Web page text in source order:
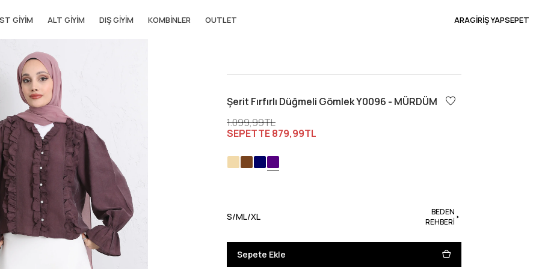
GIYIM ALT GIYIM DIŞ GIYIM KOMBINLER OUTLET ARAGİRİŞ YAPSEPET
Şerit Fırfırlı Düğmeli Gömlek Y0096 - MÜRDÜM
1.099,99TL
SEPETTE879,99TL
S/ML/XL
BEDEN
REHBERİ
Sepete Ekle